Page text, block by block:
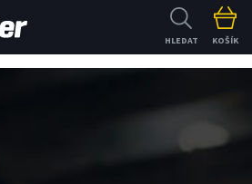
HLEDAT KOŠÍK